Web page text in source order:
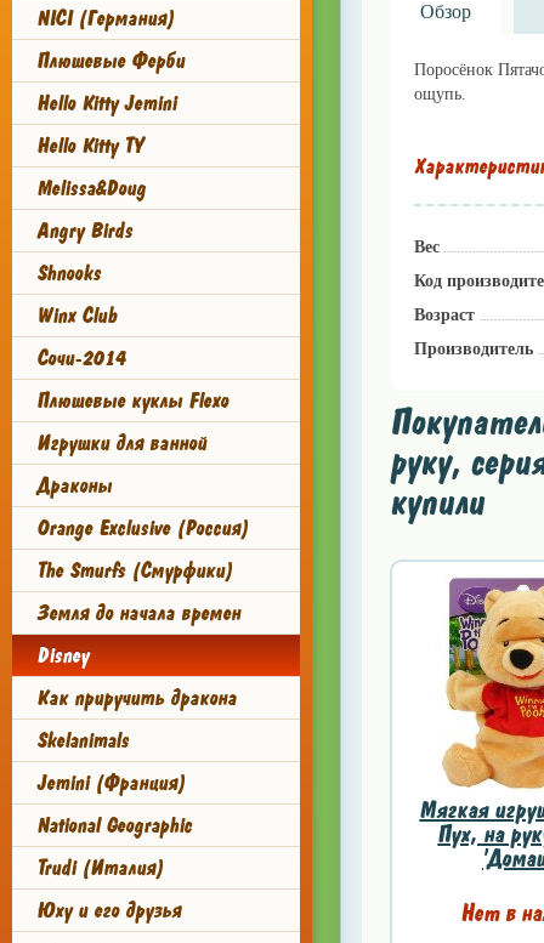
NICI (Германия)
Плюшевые Ферби
Hello Kitty Jemini
Hello Kitty TY
Melissa&Doug
Angry Birds
Shnooks
Winx Club
Сочи-2014
Плюшевые куклы Flexo
Игрушки для ванной
Драконы
Orange Exclusive (Россия)
The Smurfs (Смурфики)
Земля до начала времен
Disney
Как приручить дракона
Skelanimals
Jemini (Франция)
National Geographic
Trudi (Италия)
Юху и его друзья
Обзор
Поросёнок
ощупь.
Вес
Код
Возраст
Производитель
руку,
купили
Мягкая
Пух, на
Нет в